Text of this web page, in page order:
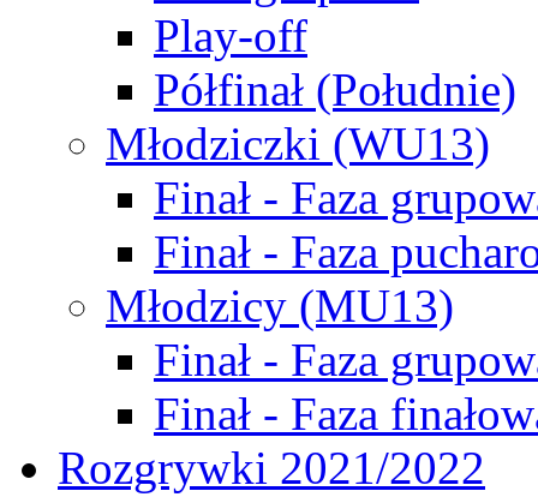
Play-off
Półfinał (Południe)
Młodziczki (WU13)
Finał - Faza
Finał - Faza
Młodzicy (MU13)
Finał - Faza
Finał - Faza
Rozgrywki 2021/2022